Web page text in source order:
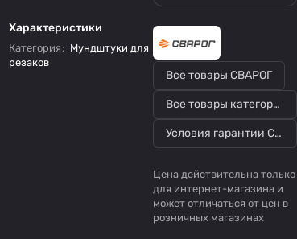
Характеристики
Категория : Мундштуки для
резаков
Все товары СВАРОГ
Все товары категории
Условия гарантии СВАРОГ
Цена действительна только
для интернет-магазина и
может отличаться от цен в
розничных магазинах